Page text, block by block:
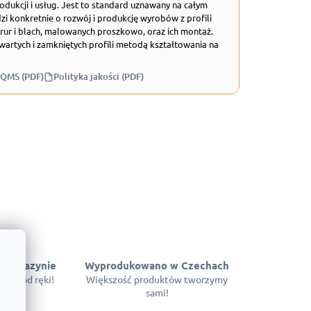
i usług. Jest to standard uznawany na całym
konkretnie o rozwój i produkcję wyrobów z profili
i blach, malowanych proszkowo, oraz ich montaż.
i zamkniętych profili metodą kształtowania na
(PDF) Polityka jakości (PDF)
od ręki!
Wyprodukowano w Czechach
Większość produktów tworzymy
sami!